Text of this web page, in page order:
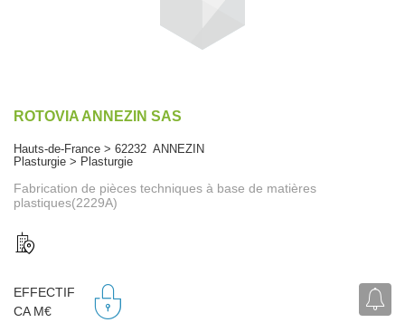
ROTOVIA ANNEZIN SAS
Hauts-de-France > 62232 ANNEZIN
Plasturgie > Plasturgie
Fabrication de pièces techniques à base de matières
plastiques(2229A)
EFFECTIF
CA M€